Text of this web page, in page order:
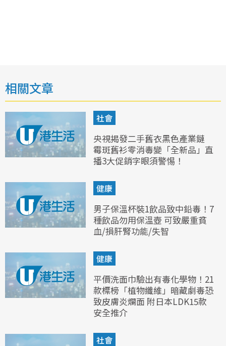
相關文章
社會
央視揭發二手舊衣黑色產業鏈
霉斑舊衫零消毒變「全新品」直
播3大促銷字眼須警惕！
健康
男子保溫杯裝1飲品致中鉛毒！7
種飲品勿用保溫壺 可致嚴重貧
血/損肝腎功能/失智
健康
平價洗面巾驗出有毒化學物！21
款標榜「植物纖維」暗藏劇毒恐
致皮膚炎爛面 附日本LDK15款
安全推介
社會